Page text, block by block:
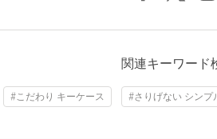
※商品に「取り扱い上の注意書き」、「
場合は、使用前に必ずご確認ください。
関連キーワード
#こだわり キーケース #さりげない シンプ